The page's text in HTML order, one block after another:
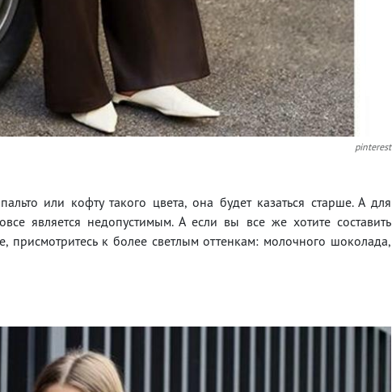
pinterest
или кофту такого цвета, она будет казаться старше. А для
является недопустимым. А если вы все же хотите составить
к более светлым оттенкам: молочного шоколада,